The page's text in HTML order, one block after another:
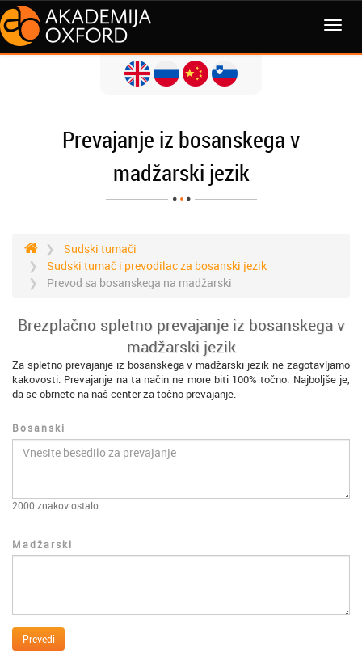
MENI
Prevajanje iz bosanskega v
madžarski jezik
Sudski tumači
Sudski tumač i prevodilac za bosanski jezik
Prevod sa bosanskega na madžarski
Brezplačno spletno prevajanje iz bosanskega v
madžarski jezik
Za spletno prevajanje iz bosanskega v madžarski jezik ne zagotavljamo
kakovosti. Prevajanje na ta način ne more biti 100% točno. Najboljše je,
da se obrnete na naš center za točno prevajanje.
Bosanski
2000 znakov ostalo.
Madžarski
Prevedi